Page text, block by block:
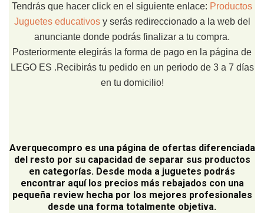
Tendrás que hacer click en el siguiente enlace: Productos
Juguetes educativos y serás redireccionado a la web del
anunciante donde podrás finalizar a tu compra.
Posteriormente elegirás la forma de pago en la página de
LEGO ES .Recibirás tu pedido en un periodo de 3 a 7 días
en tu domicilio!
Averquecompro es una página de ofertas diferenciada
del resto por su capacidad de separar sus productos
en categorías. Desde moda a juguetes podrás
encontrar aquí los precios más rebajados con una
pequeña review hecha por los mejores profesionales
desde una forma totalmente objetiva.